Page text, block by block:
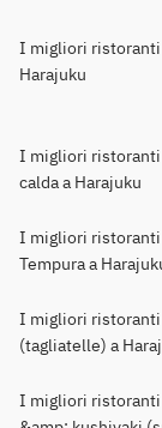
I migliori ristoranti
Harajuku
I migliori ristoranti
calda a Harajuku
I migliori
Tempura a
I migliori ristoranti
(tagliatelle) a
I migliori ristoranti